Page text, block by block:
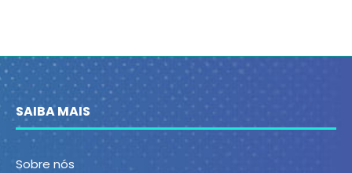
SAIBA MAIS
Sobre nós